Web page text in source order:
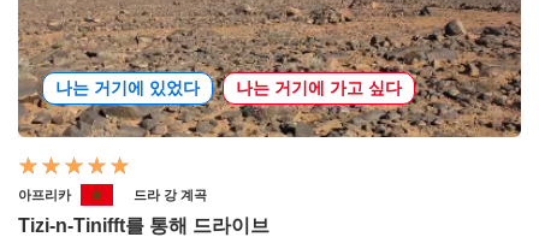
나는 거기에 있었다 나는 거기에 가고 싶다
아프리카 드라 강 계곡
Tizi-n-Tinifft를 통해 드라이브